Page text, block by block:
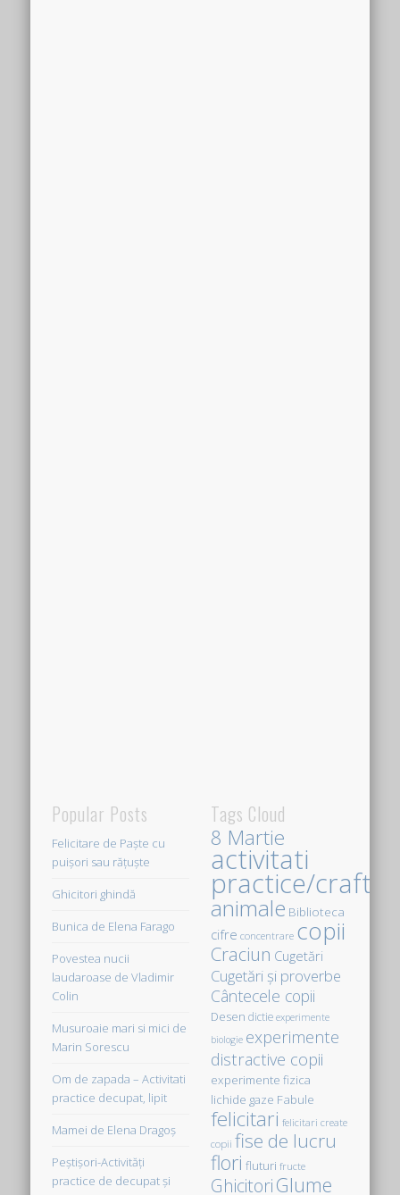
Popular Posts
Felicitare de Paște cu
puișori sau rățuște
Ghicitori ghindă
Bunica de Elena Farago
Povestea nucii
laudaroase de Vladimir
Colin
Musuroaie mari si mici de
Marin Sorescu
Om de zapada – Activitati
practice decupat, lipit
Mamei de Elena Dragoş
Peştişori-Activităţi
practice de decupat şi
Tags Cloud
8 Martie
activitati
practice/crafts
animale Biblioteca
cifre concentrare copii
Craciun Cugetări
Cugetări şi proverbe
Cântecele copii
Desen dictie experimente
biologie experimente
distractive copii
experimente fizica
lichide gaze Fabule
felicitari felicitari create
copii fise de lucru
flori fluturi fructe
GhicitoriGlume